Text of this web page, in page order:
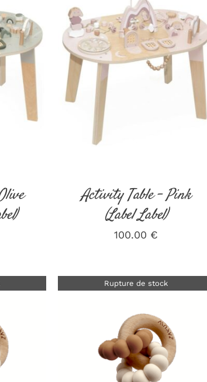
AJOUTER AU PANIER
Activity Table – Pink
(Label Label)
100.00 €
Rupture de stock
DÉTAILS